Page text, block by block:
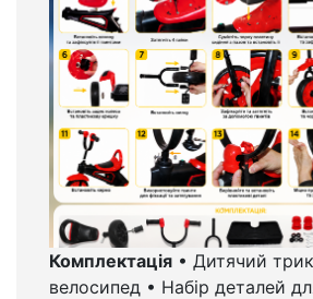
Комплектація • Дитячий
велосипед • Набір деталей